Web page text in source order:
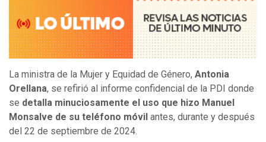
La ministra de la Mujer y Equidad de Género, Antonia
Orellana, se refirió al informe confidencial de la PDI donde
se detalla minuciosamente el uso que hizo Manuel
Monsalve de su teléfono móvil antes, durante y después
del 22 de septiembre de 2024.